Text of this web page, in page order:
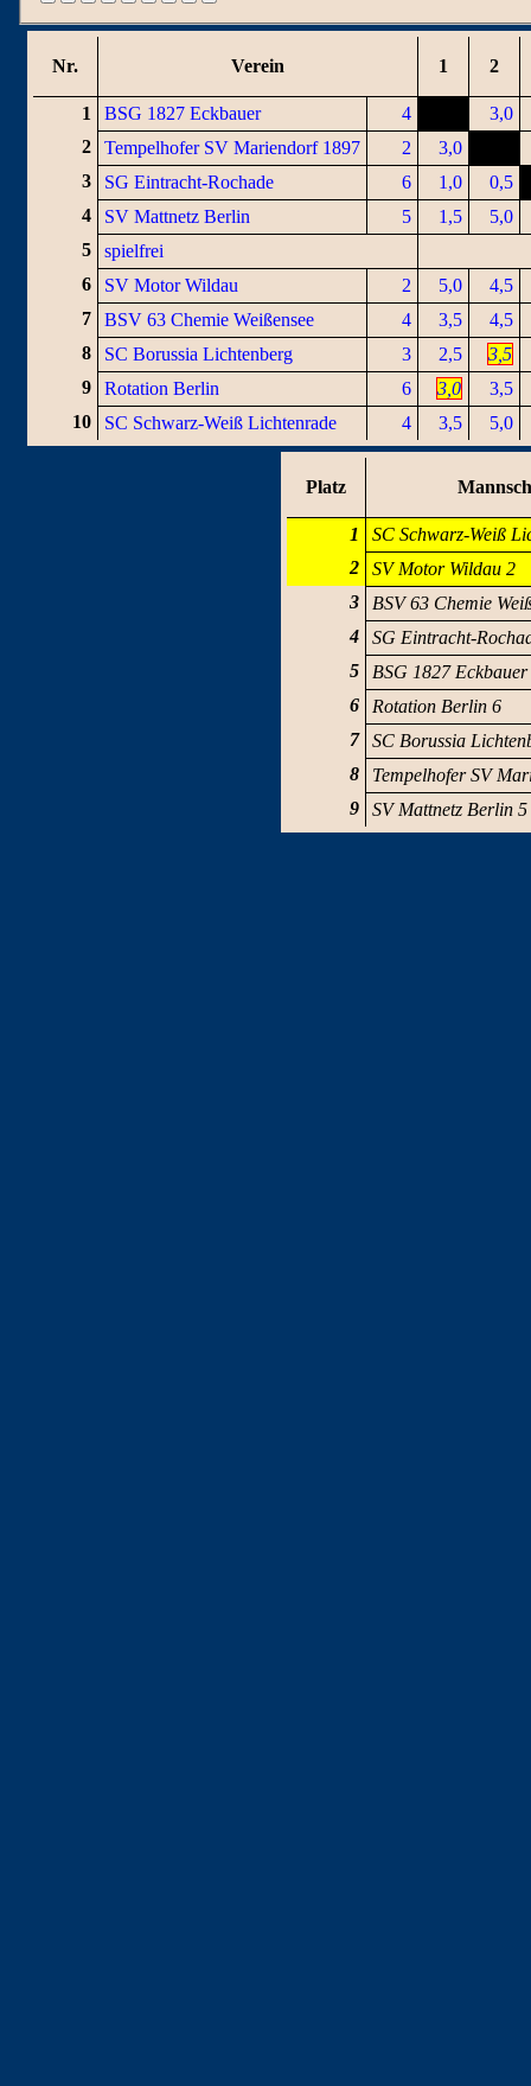
Nr. Verein 1 2
1 BSG 1827 Eckbauer 4
3,0
2
Tempelhofer SV Mariendorf 1897 2
3,0
3
SG Eintracht-Rochade 6 1,0
0,5
4
SV Mattnetz Berlin 5 1,5
5,0
5
spielfrei
6
SV Motor Wildau 2 5,0
4,5
7
BSV 63 Chemie Weißensee 4 3,5
4,5
8
SC Borussia Lichtenberg 3 2,5
3,5
9
Rotation Berlin 6 3,0
3,5
10
SC Schwarz-Weiß Lichtenrade 4 3,5 5,0
Platz
1
SC Schwarz-Weiß
2
SV Motor Wildau 2
3
BSV 63 Chemie
4
SG Eintracht-
5
BSG 1827 Eckbauer
6
Rotation Berlin 6
7
SC Borussia
8
Tempelhofer SV
9
SV Mattnetz Berlin 5